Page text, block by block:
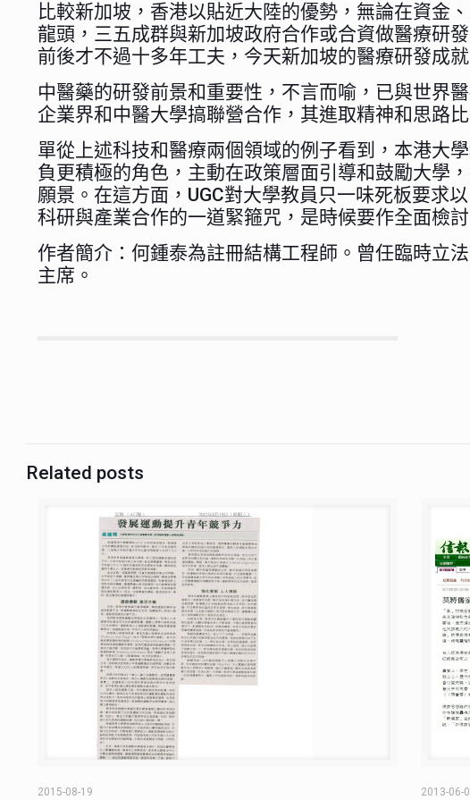
比較新加坡，香港以貼近大陸的優勢，無論在資金
龍頭，三五成群與新加坡政府合作或合資做醫療研
前後才不過十多年工夫，今天新加坡的醫療研發成
中醫藥的研發前景和重要性，不言而喻，已與世界
企業界和中醫大學搞聯營合作，其進取精神和思路
單從上述科技和醫療兩個領域的例子看到，本港大
負更積極的角色，主動在政策層面引導和鼓勵大學
願景。在這方面，UGC對大學教員只一味死板要求
科研與產業合作的一道緊箍咒，是時候要作全面檢討
作者簡介：何鍾泰為註冊結構工程師。曾任臨時立
主席。
Related posts
2015-08-19 2013-06-